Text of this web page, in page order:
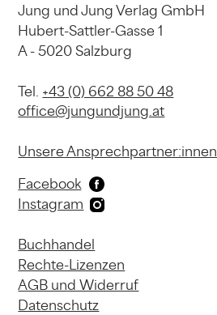
Jung und Jung Verlag GmbH
Hubert-Sattler-Gasse 1
A - 5020 Salzburg
Tel. +43 (0) 662 88 50 48
office@jungundjung.at
Unsere Ansprechpartner:innen
Facebook
Instagram
Buchhandel
Rechte-Lizenzen
AGB und Widerruf
Datenschutz